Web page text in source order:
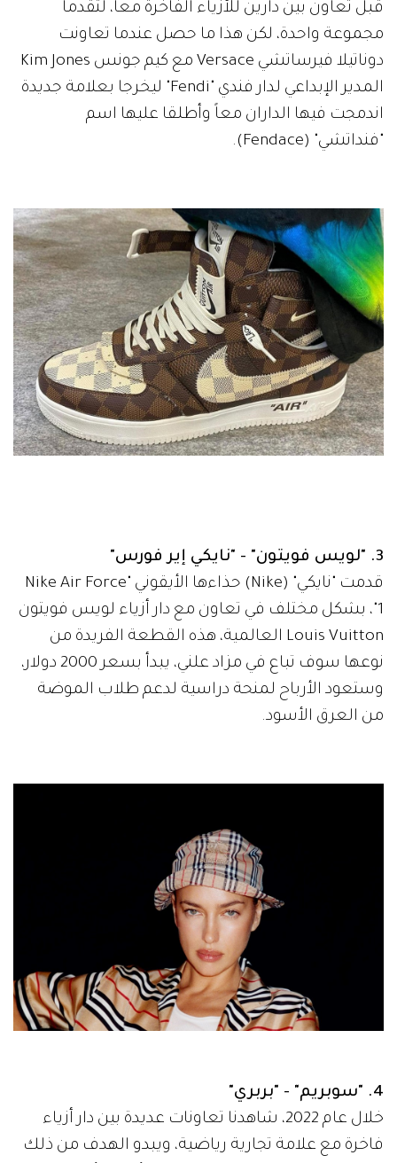
قبل تعاون بين دارين للأزياء الفاخرة معاً، لتقدما
مجموعة واحدة، لكن هذا ما حصل عندما تعاونت
دوناتيلا فيرساتشي Versace مع كيم جونس Kim Jones
المدير الإبداعي لدار فندي "Fendi" ليخرجا بعلامة جديدة
اندمجت فيها الداران معاً وأطلقا عليها اسم
"فنداتشي" (Fendace).
3. "لويس فويتون" - "نايكي إير فورس"
قدمت "نايكي" (Nike) حذاءها الأيقوني "Nike Air Force
1"، بشكل مختلف في تعاون مع دار أزياء لويس فويتون
Louis Vuitton العالمية، هذه القطعة الفريدة من
نوعها سوف تباع في مزاد علني، يبدأ بسعر 2000 دولار،
وستعود الأرباح لمنحة دراسية لدعم طلاب الموضة
من العرق الأسود.
4. "سوبريم" - "بربري"
خلال عام 2022، شاهدنا تعاونات عديدة بين دار أزياء
فاخرة مع علامة تجارية رياضية، ويبدو الهدف من ذلك